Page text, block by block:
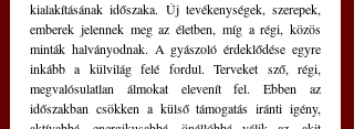
kialakításának időszaka. Új tevékenységek, szerepek,
emberek jelennek meg az életben, míg a régi, közös
minták halványodnak. A gyászoló érdeklődése egyre
inkább a külvilág felé fordul. Terveket sző, régi,
megvalósulatlan álmokat elevenít fel. Ebben az
időszakban csökken a külső támogatás iránti igény,